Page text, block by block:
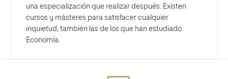
una especialización que realizar después. Existen
cursos y másteres para satisfacer cualquier
inquietud, también las de los que han estudiado
Economía.